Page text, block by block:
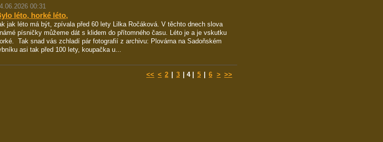
00:31
léto, horké léto,
jak léto má být, zpívala před 60 lety Lilka Ročáková. V těchto dnech slova
písničky můžeme dát s klidem do přítomného času. Léto je a je vskutku
Tak snad vás zchladí pár fotografií z archivu: Plovárna na Sadoňském
asi tak před 100 lety, koupačka u...
<< < 2 3 4 5 6 > >>